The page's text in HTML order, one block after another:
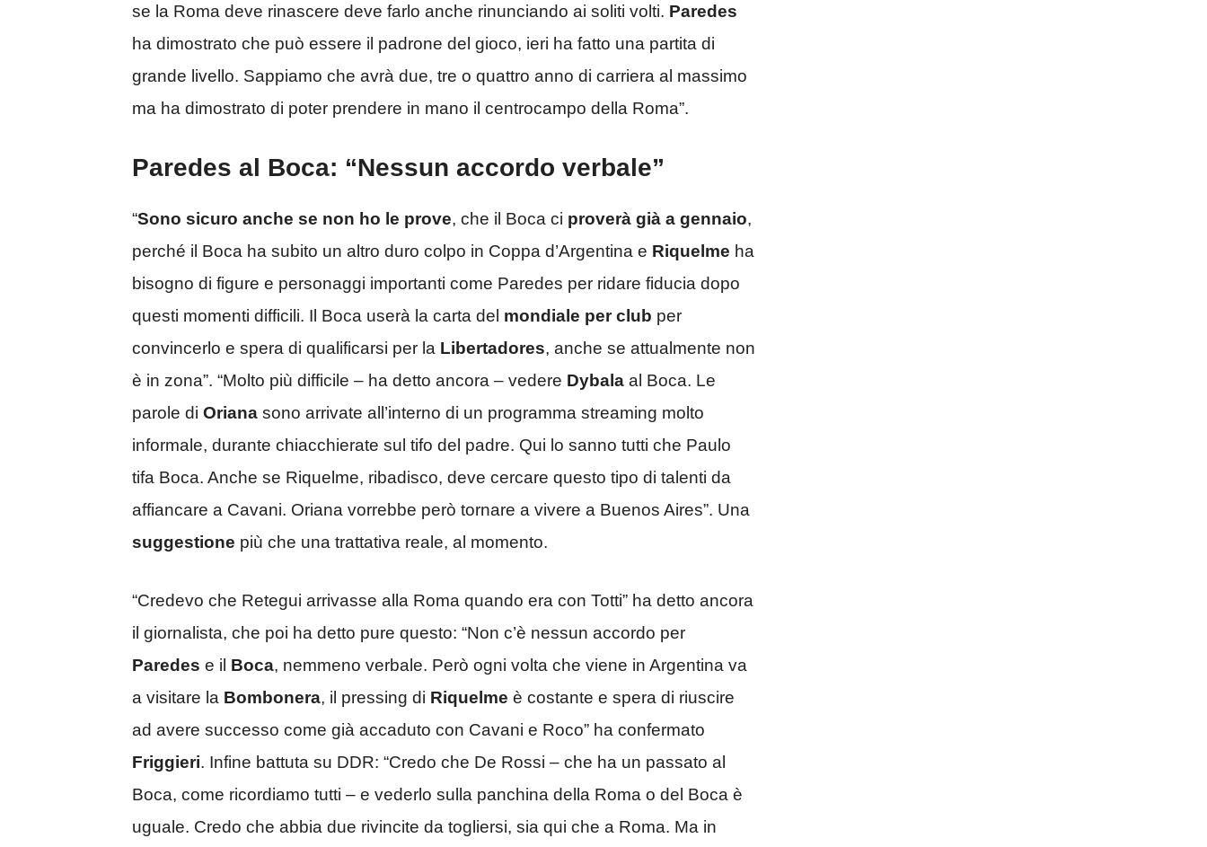
se la Roma deve rinascere deve farlo anche rinunciando ai soliti volti. Paredes
ha dimostrato che può essere il padrone del gioco, ieri ha fatto una partita di
grande livello. Sappiamo che avrà due, tre o quattro anno di carriera al massimo
ma ha dimostrato di poter prendere in mano il centrocampo della Roma”.
Paredes al Boca: “Nessun accordo verbale”
“Sono sicuro anche se non ho le prove, che il Boca ci proverà già a gennaio,
perché il Boca ha subito un altro duro colpo in Coppa d’Argentina e Riquelme ha
bisogno di figure e personaggi importanti come Paredes per ridare fiducia dopo
questi momenti difficili. Il Boca userà la carta del mondiale per club per
convincerlo e spera di qualificarsi per la Libertadores, anche se attualmente non
è in zona”. “Molto più difficile – ha detto ancora – vedere Dybala al Boca. Le
parole di Oriana sono arrivate all’interno di un programma streaming molto
informale, durante chiacchierate sul tifo del padre. Qui lo sanno tutti che Paulo
tifa Boca. Anche se Riquelme, ribadisco, deve cercare questo tipo di talenti da
affiancare a Cavani. Oriana vorrebbe però tornare a vivere a Buenos Aires”. Una
suggestione più che una trattativa reale, al momento.
“Credevo che Retegui arrivasse alla Roma quando era con Totti” ha detto ancora
il giornalista, che poi ha detto pure questo: “Non c’è nessun accordo per
Paredes e il Boca, nemmeno verbale. Però ogni volta che viene in Argentina va
a visitare la Bombonera, il pressing di Riquelme è costante e spera di riuscire
ad avere successo come già accaduto con Cavani e Roco” ha confermato
Friggieri. Infine battuta su DDR: “Credo che De Rossi – che ha un passato al
Boca, come ricordiamo tutti – e vederlo sulla panchina della Roma o del Boca è
uguale. Credo che abbia due rivincite da togliersi, sia qui che a Roma. Ma in